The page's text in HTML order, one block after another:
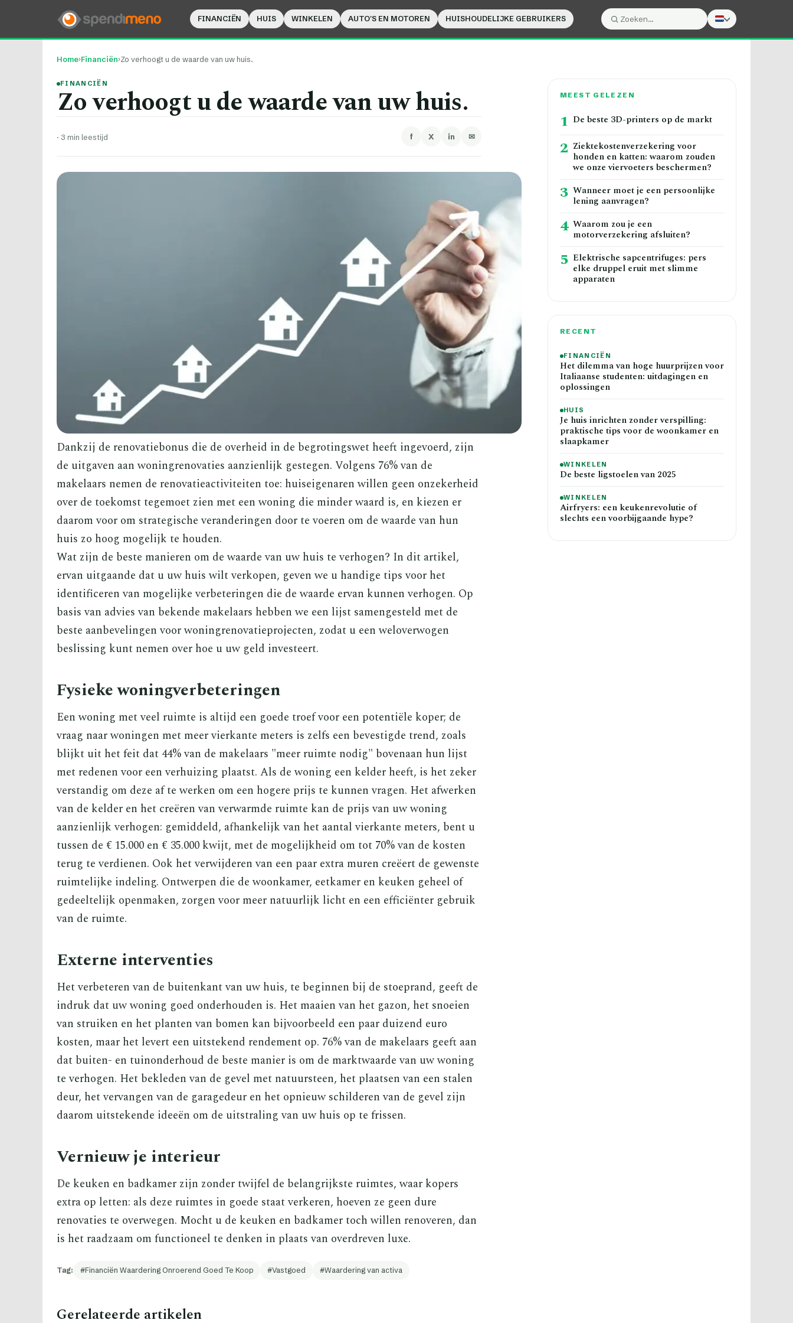
FINANCIËN HUIS WINKELEN AUTO'S EN MOTOREN HUISHOUDELIJKE GEBRUIKERS
Zoeken:
Zoeken
Home›Financiën›Zo verhoogt u de waarde van uw huis.
FINANCIËN
Zo verhoogt u de waarde van uw huis.
· 3 min leestijd f X in ✉
Dankzij de renovatiebonus die de overheid in de begrotingswet heeft ingevoerd, zijn
de uitgaven aan woningrenovaties aanzienlijk gestegen. Volgens 76% van de
makelaars nemen de renovatieactiviteiten toe: huiseigenaren willen geen onzekerheid
over de toekomst tegemoet zien met een woning die minder waard is, en kiezen er
daarom voor om strategische veranderingen door te voeren om de waarde van hun
huis zo hoog mogelijk te houden.
Wat zijn de beste manieren om de waarde van uw huis te verhogen? In dit artikel,
ervan uitgaande dat u uw huis wilt verkopen, geven we u handige tips voor het
identificeren van mogelijke verbeteringen die de waarde ervan kunnen verhogen. Op
basis van advies van bekende makelaars hebben we een lijst samengesteld met de
beste aanbevelingen voor woningrenovatieprojecten, zodat u een weloverwogen
beslissing kunt nemen over hoe u uw geld investeert.
Fysieke woningverbeteringen
Een woning met veel ruimte is altijd een goede troef voor een potentiële koper; de
vraag naar woningen met meer vierkante meters is zelfs een bevestigde trend, zoals
blijkt uit het feit dat 44% van de makelaars "meer ruimte nodig" bovenaan hun lijst
met redenen voor een verhuizing plaatst. Als de woning een kelder heeft, is het zeker
verstandig om deze af te werken om een hogere prijs te kunnen vragen. Het afwerken
van de kelder en het creëren van verwarmde ruimte kan de prijs van uw woning
aanzienlijk verhogen: gemiddeld, afhankelijk van het aantal vierkante meters, bent u
tussen de € 15.000 en € 35.000 kwijt, met de mogelijkheid om tot 70% van de kosten
terug te verdienen. Ook het verwijderen van een paar extra muren creëert de gewenste
ruimtelijke indeling. Ontwerpen die de woonkamer, eetkamer en keuken geheel of
gedeeltelijk openmaken, zorgen voor meer natuurlijk licht en een efficiënter gebruik
van de ruimte.
Externe interventies
Het verbeteren van de buitenkant van uw huis, te beginnen bij de stoeprand, geeft de
indruk dat uw woning goed onderhouden is. Het maaien van het gazon, het snoeien
van struiken en het planten van bomen kan bijvoorbeeld een paar duizend euro
kosten, maar het levert een uitstekend rendement op. 76% van de makelaars geeft aan
dat buiten- en tuinonderhoud de beste manier is om de marktwaarde van uw woning
te verhogen. Het bekleden van de gevel met natuursteen, het plaatsen van een stalen
deur, het vervangen van de garagedeur en het opnieuw schilderen van de gevel zijn
daarom uitstekende ideeën om de uitstraling van uw huis op te frissen.
Vernieuw je interieur
De keuken en badkamer zijn zonder twijfel de belangrijkste ruimtes, waar kopers
extra op letten: als deze ruimtes in goede staat verkeren, hoeven ze geen dure
renovaties te overwegen. Mocht u de keuken en badkamer toch willen renoveren, dan
is het raadzaam om functioneel te denken in plaats van overdreven luxe.
Tag: Financiën Waardering Onroerend Goed Te Koop Vastgoed Waardering van activa
Gerelateerde artikelen
MEEST GELEZEN
1 De beste 3D-printers op de markt
2 Ziektekostenverzekering voor
honden en katten: waarom zouden
we onze viervoeters beschermen?
3 Wanneer moet je een persoonlijke
lening aanvragen?
4 Waarom zou je een
motorverzekering afsluiten?
5 Elektrische sapcentrifuges: pers
elke druppel eruit met slimme
apparaten
RECENT
FINANCIËN
Het dilemma van hoge huurprijzen voor
Italiaanse studenten: uitdagingen en
oplossingen
HUIS
Je huis inrichten zonder verspilling:
praktische tips voor de woonkamer en
slaapkamer
WINKELEN
De beste ligstoelen van 2025
WINKELEN
Airfryers: een keukenrevolutie of
slechts een voorbijgaande hype?